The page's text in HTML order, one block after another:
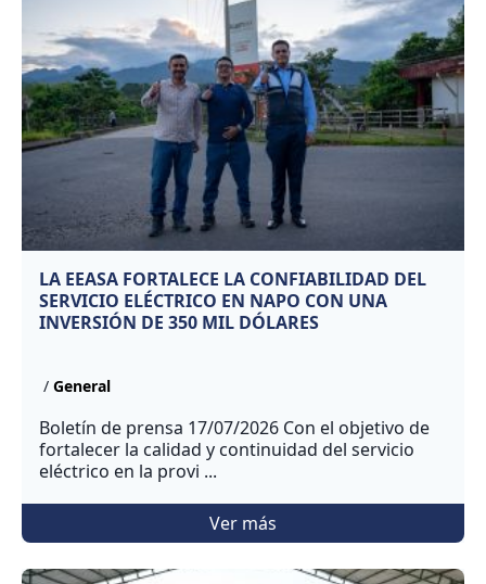
LA EEASA FORTALECE LA CONFIABILIDAD DEL
SERVICIO ELÉCTRICO EN NAPO CON UNA
INVERSIÓN DE 350 MIL DÓLARES
/ General
Boletín de prensa 17/07/2026 Con el objetivo de
fortalecer la calidad y continuidad del servicio
eléctrico en la provi ...
Ver más